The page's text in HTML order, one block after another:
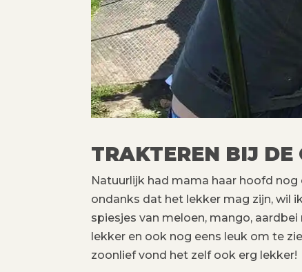
TRAKTEREN BIJ DE
Natuurlijk had mama haar hoofd
ondanks dat het lekker mag zijn, wil
spiesjes van meloen, mango,
lekker en ook nog eens leuk om te
zoonlief vond het zelf ook erg lekker!